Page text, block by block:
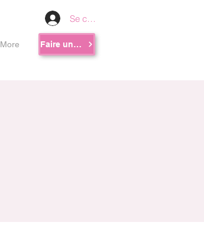
Se connecter
More Faire un don